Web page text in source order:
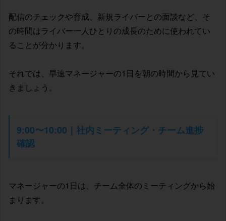
配信のチェックや育成、新規ライバーとの面談など、そ
の時間はライバー一人ひとりの成長のために使われてい
ることが分かります。
それでは、早速マネージャーの1日を朝の時間から見てい
きましょう。
9:00〜10:00｜社内ミーティング・チーム進捗
確認
マネージャーの1日は、チーム全体のミーティングから始
まります。